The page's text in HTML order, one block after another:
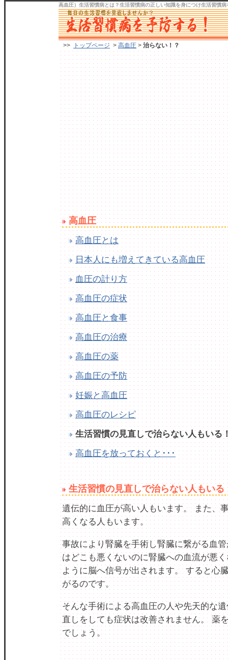
高血圧）生活習慣病とは？生活習慣病の正しい知識を身につけ生活習慣病
>> トップページ > 高血圧 > 治らない！？
高血圧
高血圧とは
日本人にも増えてきている高血圧
血圧の計り方
高血圧の症状
高血圧と食事
高血圧の治療
高血圧の薬
高血圧の予防
妊娠と高血圧
高血圧のレシピ
生活習慣の見直しで治らない人もいる
高血圧を放っておくと･･･
生活習慣の見直しで治らない人もいる
遺伝的に血圧が高い人もいます。 また、
高くなる人もいます。
事故により腎臓を手術し腎臓に繋がる血
はどこも悪くないのに腎臓への血流が悪
ように脳へ信号が出されます。 すると心
がるのです。
そんな手術による高血圧の人や先天的な
直しをしても症状は改善されません。 薬
でしょう。